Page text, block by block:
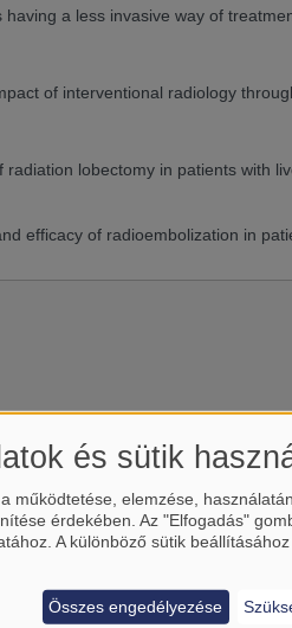
a less invasive way of
of interventional radiology
radiation lobectomy in patients with
efficacy of radioembolization in
Betölti a(z)
Igen
Manage
és sütik
működtetése, elemzése,
érdekében. Az "Elfogadás"
A különböző sütik beállításához
Összes engedélyezése